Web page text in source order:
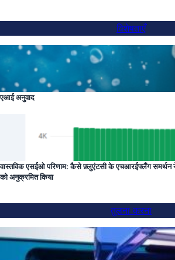
विशेषताएँ
एआई अनुवाद
वास्तविक एसईओ परिणाम: कैसे फ़्लुएंटसी के एचआरईफ्लैंग समर्थन
को अनुक्रमित किया
तुलना करना